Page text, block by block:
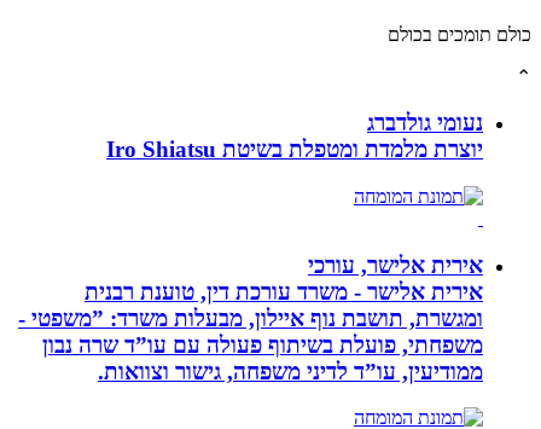
תומכים בכולם
נעומי גולדברג
יוצרת מלמדת ומטפלת בשיטת Iro Shiatsu
אירית אלישר, עורכי
אירית אלישר - משרד עורכת דין, טוענת רבנית
ומגשרת, תושבת נוף איילון, מבעלות משרד: ”משפטי -
משפחתי, פועלת בשיתוף פעולה עם עו”ד שרה נבון
ממודיעין, עו”ד לדיני משפחה, גישור וצוואות.